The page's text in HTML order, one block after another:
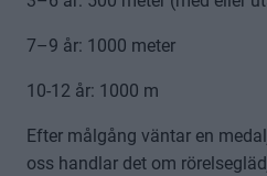
7–9 år: 1000 meter
10-12 år: 1000 m
Efter målgång väntar en
oss handlar det om